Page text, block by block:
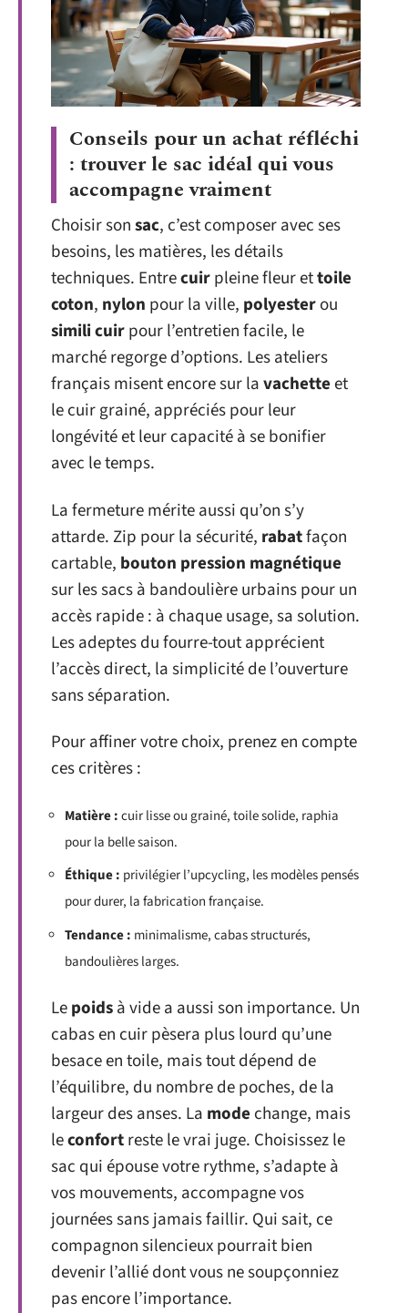
Conseils pour un achat réfléchi
: trouver le sac idéal qui vous
accompagne vraiment
Choisir sonsac, c’est composer avec ses
besoins, les matières, les détails
techniques. Entrecuirpleine fleur ettoile
coton, nylon pour la ville, polyesterou
simili cuirpour l’entretien facile, le
marché regorge d’options. Les ateliers
français misent encore sur lavachetteet
le cuir grainé, appréciés pour leur
longévité et leur capacité à se bonifier
avec le temps.
La fermeture mérite aussi qu’on s’y
attarde. Zip pour la sécurité, rabatfaçon
cartable, bouton pression magnétique
sur les sacs à bandoulière urbains pour un
accès rapide : à chaque usage, sa solution.
Les adeptes du fourre-tout apprécient
l’accès direct, la simplicité de l’ouverture
sans séparation.
Pour affiner votre choix, prenez en compte
ces critères :
Matière :cuir lisse ou grainé, toile solide, raphia
pour la belle saison.
Éthique : privilégier l’upcycling, les modèles pensés
pour durer, la fabrication française.
Tendance : minimalisme, cabas structurés,
bandoulières larges.
Lepoidsà vide a aussi son importance. Un
cabas en cuir pèsera plus lourd qu’une
besace en toile, mais tout dépend de
l’équilibre, du nombre de poches, de la
largeur des anses. La mode change, mais
leconfortreste le vrai juge. Choisissez le
sac qui épouse votre rythme, s’adapte à
vos mouvements, accompagne vos
journées sans jamais faillir. Qui sait, ce
compagnon silencieux pourrait bien
devenir l’allié dont vous ne soupçonniez
pas encore l’importance.